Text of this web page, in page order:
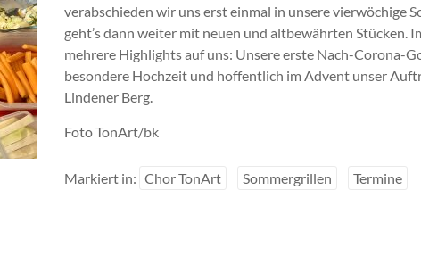
verabschieden wir uns erst einmal in unsere vierwöchige
geht’s dann weiter mit neuen und altbewährten Stücken.
mehrere Highlights auf uns: Unsere erste Nach-Corona-
besondere Hochzeit und hoffentlich im Advent unser
Lindener Berg.
Foto TonArt/bk
Markiert in: Chor TonArt Sommergrillen Termine